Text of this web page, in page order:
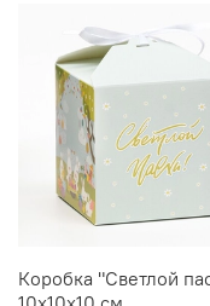
Коробка "Светлой